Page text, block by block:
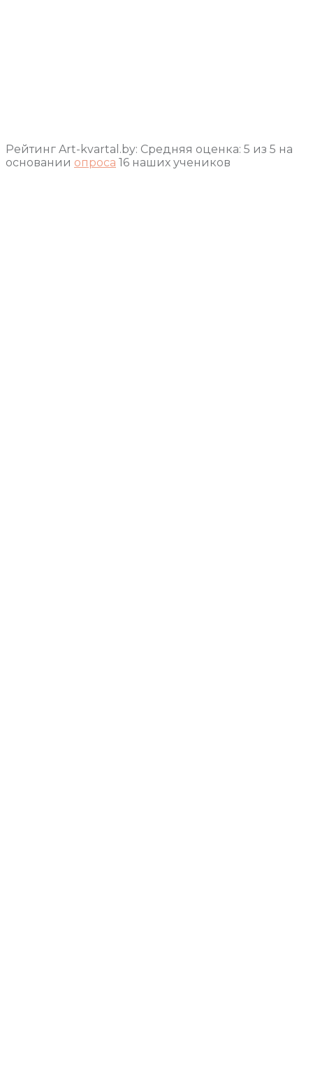
Рейтинг Art-kvartal.by: Средняя оценка: 5 из 5 на
основании опроса 16 наших учеников